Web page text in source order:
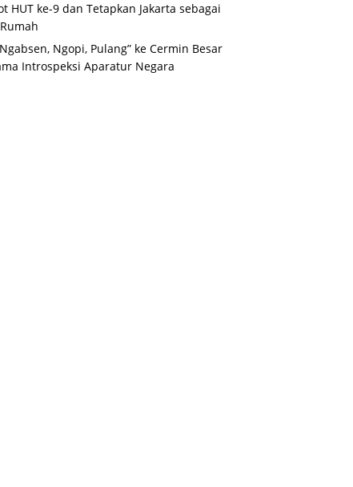
HUT ke-9 dan Tetapkan Jakarta sebagai
Ngopi, Pulang” ke Cermin Besar
Introspeksi Aparatur Negara